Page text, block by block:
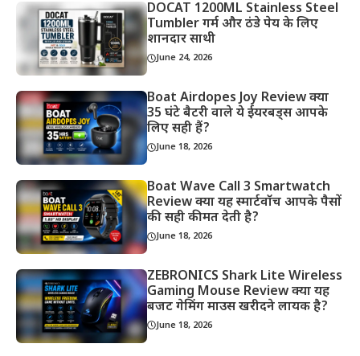
DOCAT 1200ML Stainless Steel
Tumbler गर्म और ठंडे पेय के लिए
शानदार साथी
June 24, 2026
Boat Airdopes Joy Review क्या
35 घंटे बैटरी वाले ये ईयरबड्स आपके
लिए सही हैं?
June 18, 2026
Boat Wave Call 3 Smartwatch
Review क्या यह स्मार्टवॉच आपके पैसों
की सही कीमत देती है?
June 18, 2026
ZEBRONICS Shark Lite Wireless
Gaming Mouse Review क्या यह
बजट गेमिंग माउस खरीदने लायक है?
June 18, 2026